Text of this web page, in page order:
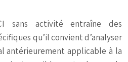
sans activité entraîne des
qu’il convient d’analyser
antérieurement applicable à la